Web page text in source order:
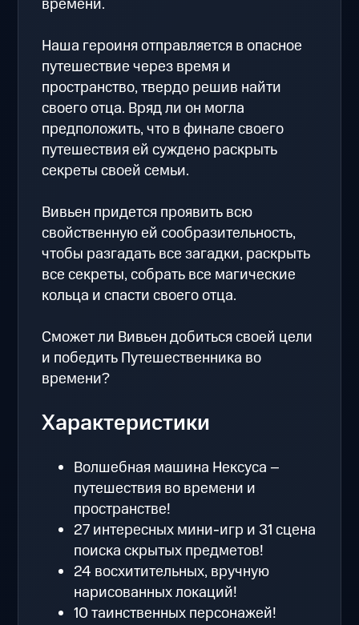
времени.
Наша героиня отправляется в опасное
путешествие через время и
пространство, твердо решив найти
своего отца. Вряд ли он могла
предположить, что в финале своего
путешествия ей суждено раскрыть
секреты своей семьи.
Вивьен придется проявить всю
свойственную ей сообразительность,
чтобы разгадать все загадки, раскрыть
все секреты, собрать все магические
кольца и спасти своего отца.
Сможет ли Вивьен добиться своей цели
и победить Путешественника во
времени?
Характеристики
Волшебная машина Нексуса –
путешествия во времени и
пространстве!
27 интересных мини-игр и 31 сцена
поиска скрытых предметов!
24 восхитительных, вручную
нарисованных локаций!
10 таинственных персонажей!